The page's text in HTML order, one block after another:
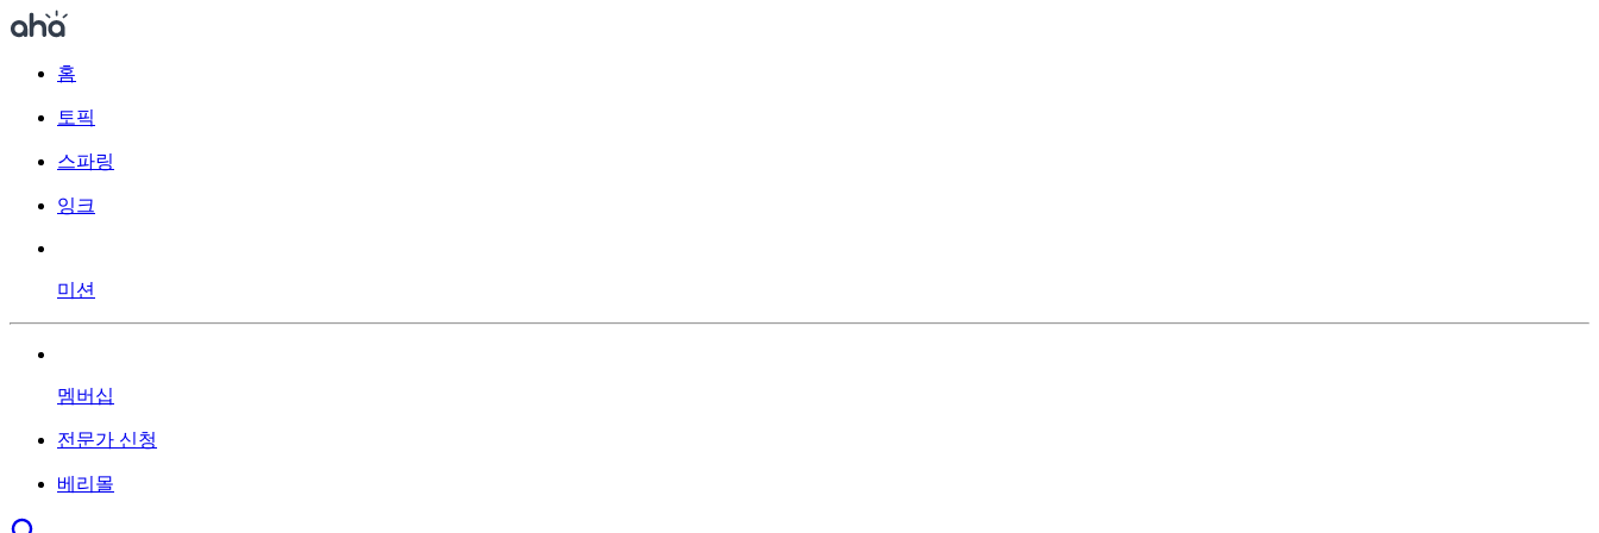
홈
토픽
스파링
잉크
미션
멤버십
전문가 신청
베리몰